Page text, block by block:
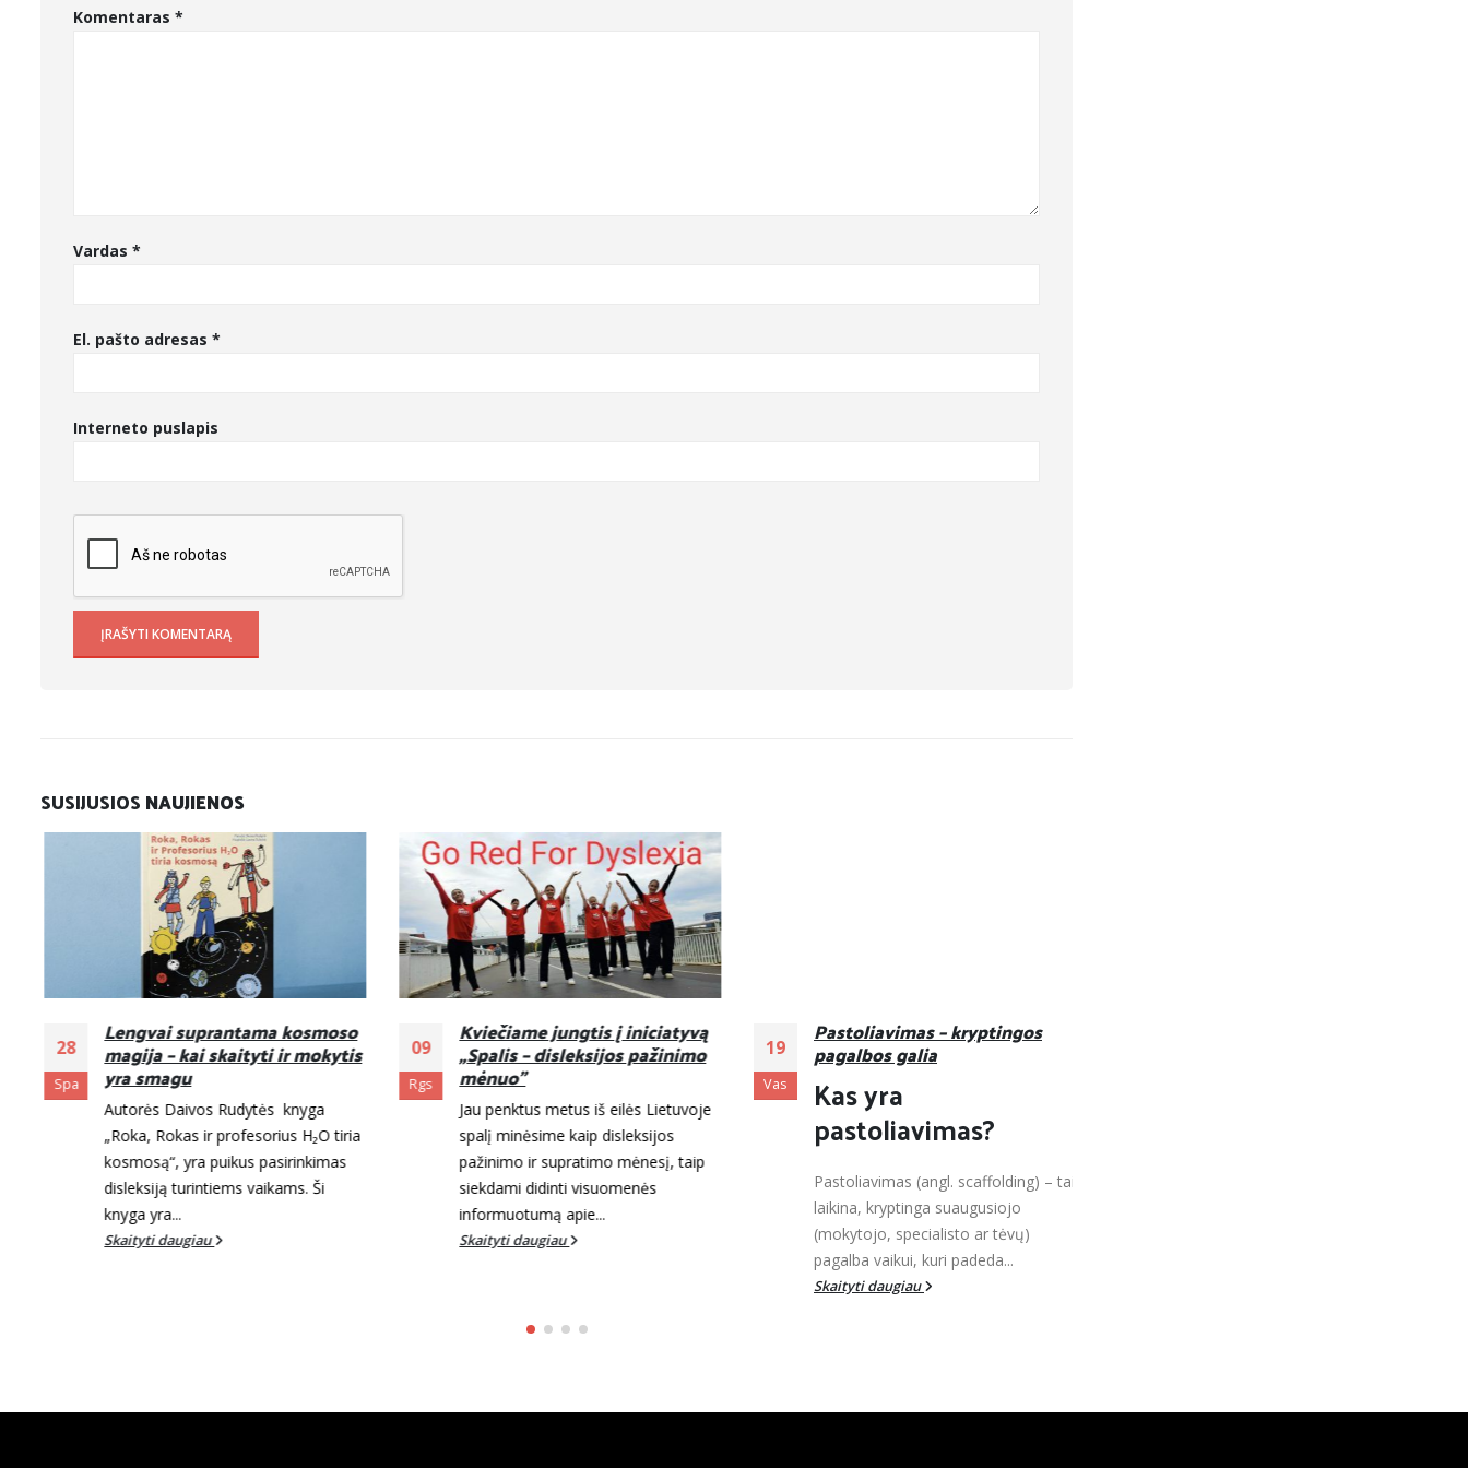
Komentaras *
Vardas *
El. pašto adresas *
Interneto puslapis
SUSIJUSIOS NAUJIENOS
28
Spa
Lengvai suprantama kosmoso
magija – kai skaityti ir mokytis
yra smagu
Autorės Daivos Rudytės knyga
„Roka, Rokas ir profesorius H₂O tiria
kosmosą“, yra puikus pasirinkimas
disleksiją turintiems vaikams. Ši
knyga yra...
Skaityti daugiau
09
Rgs
Kviečiame jungtis į iniciatyvą
„Spalis – disleksijos pažinimo
mėnuo”
Jau penktus metus iš eilės Lietuvoje
spalį minėsime kaip disleksijos
pažinimo ir supratimo mėnesį, taip
siekdami didinti visuomenės
informuotumą apie...
Skaityti daugiau
19
Vas
Pastoliavimas – kryptingos
pagalbos galia
Kas yra
pastoliavimas?
Pastoliavimas (angl. scaffolding) – tai
laikina, kryptinga suaugusiojo
(mokytojo, specialisto ar tėvų)
pagalba vaikui, kuri padeda...
Skaityti daugiau